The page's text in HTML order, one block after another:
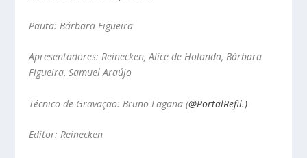
Pauta: Bárbara Figueira
Apresentadores: Reinecken, Alice de Holanda, Bárbara
Figueira, Samuel Araújo
Técnico de Gravação: Bruno Lagana (@PortalRefil.)
Editor: Reinecken